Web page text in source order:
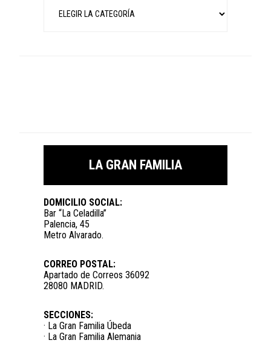
LA GRAN FAMILIA
DOMICILIO SOCIAL:
Bar “La Celadilla”
Palencia, 45
Metro Alvarado.
CORREO POSTAL:
Apartado de Correos 36092
28080 MADRID.
SECCIONES:
· La Gran Familia Úbeda
· La Gran Familia Alemania